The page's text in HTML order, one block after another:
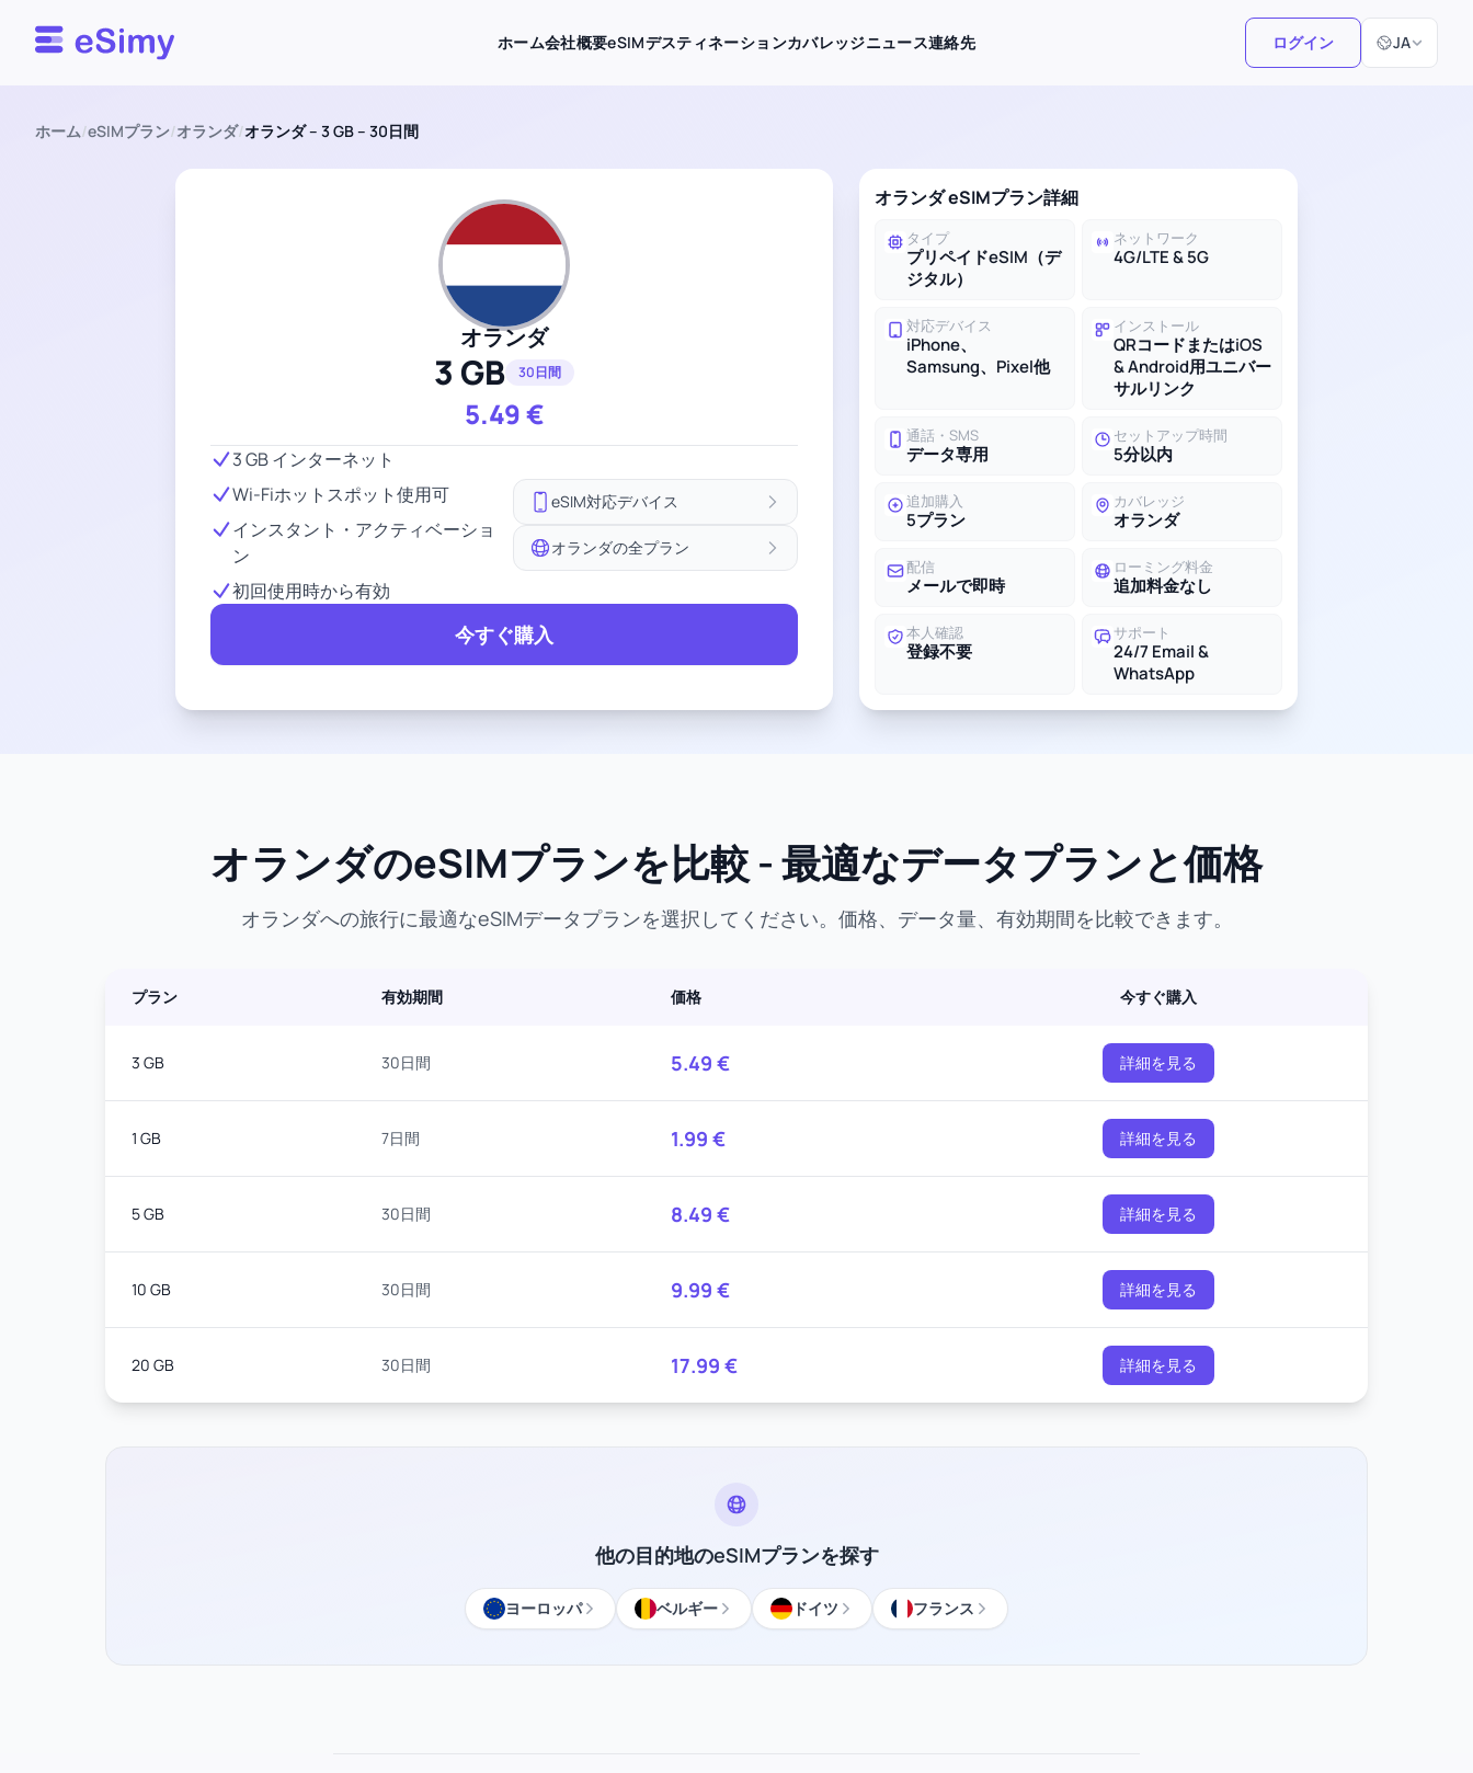
Esimy ホーム会社概要eSIMデスティネーションカバレッジニュース連絡先 ログイン JA
言語選択
ホーム/eSIMプラン/オランダ/オランダ – 3 GB – 30日間
オランダ
3 GB 30日間
5.49€
3 GB インターネット
Wi-Fiホットスポット使用可
インスタント・アクティベーショ
ン
初回使用時から有効
eSIM対応デバイス
オランダの全プラン
今すぐ購入
オランダ eSIMプラン詳細
タイプ
プリペイドeSIM（デ
ジタル）
ネットワーク
4G/LTE & 5G
対応デバイス
iPhone、
Samsung、Pixel他
インストール
QRコードまたはiOS
& Android用ユニバー
サルリンク
通話・SMS
データ専用
セットアップ時間
5分以内
追加購入
5プラン
カバレッジ
オランダ
配信
メールで即時
ローミング料金
追加料金なし
本人確認
登録不要
サポート
24/7 Email &
WhatsApp
オランダのeSIMプランを比較 - 最適なデータプランと価格
オランダへの旅行に最適なeSIMデータプランを選択してください。価格、データ量、有効期間を比較できます。
プラン 有効期間 価格 今すぐ購入
3 GB 30日間 5.49 € 詳細を見る
1 GB 7日間 1.99 € 詳細を見る
5 GB 30日間 8.49 € 詳細を見る
10 GB 30日間 9.99 € 詳細を見る
20 GB 30日間 17.99 € 詳細を見る
他の目的地のeSIMプランを探す
ヨーロッパ ベルギー ドイツ フランス